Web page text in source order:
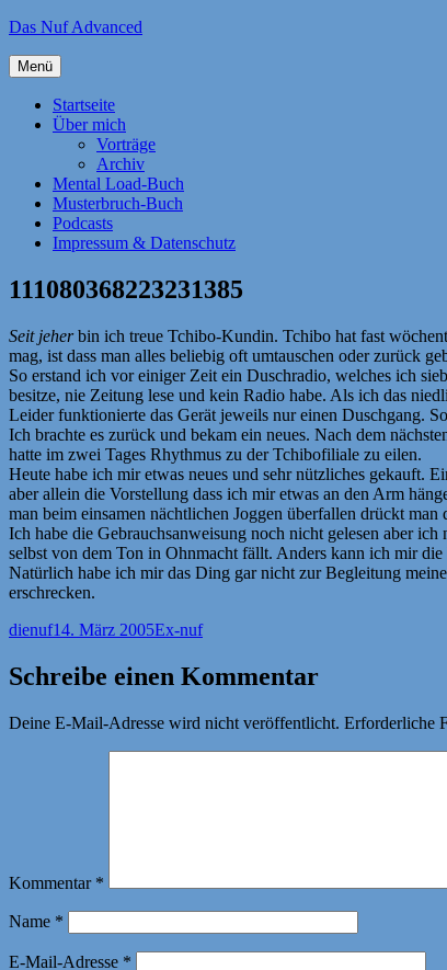
Zum
springen
Das Nuf Advanced
Menü
Startseite
Über mich
Vorträge
Archiv
Mental Load-Buch
Musterbruch-Buch
Podcasts
Impressum & Datenschutz
111080368223231385
Seit jeherbin ich treue Tchibo-Kundin. Tchibo hat fast
mag, ist dass man alles beliebig oft umtauschen oder zurück
So erstand ich vor einiger Zeit ein Duschradio, welches ich
besitze, nie Zeitung lese und kein Radio habe. Als ich das
Leider funktionierte das Gerät jeweils nur einen Duschgang.
Ich brachte es zurück und bekam ein neues. Nach dem
hatte im zwei Tages Rhythmus zu der Tchibofiliale zu eilen.
Heute habe ich mir etwas neues und sehr nützliches gekauft.
aber allein die Vorstellung dass ich mir etwas an den Arm
man beim einsamen nächtlichen Joggen überfallen drückt
Ich habe die Gebrauchsanweisung noch nicht gelesen aber
selbst von dem Ton in Ohnmacht fällt. Anders kann ich mir
Natürlich habe ich mir das Ding gar nicht zur Begleitung
erschrecken.
Autor
dienufVeröffentlicht
14. März 2005Kategorien
Ex-nuf
Schreibe einen Kommentar
Deine E-Mail-Adresse wird nicht veröffentlicht. Erforderliche
Kommentar *
Name *
E-Mail-Adresse *